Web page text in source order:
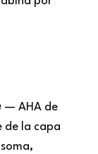
— AHA de
de la capa